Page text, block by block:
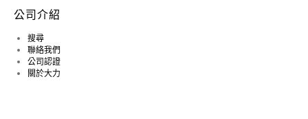
公司介紹
搜尋
聯絡我們
公司認證
關於大力